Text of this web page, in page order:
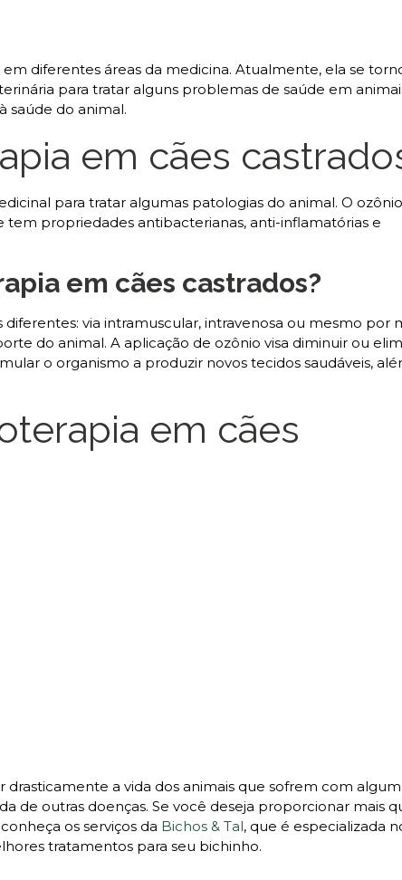
diferentes áreas da medicina. Atualmente, ela se
para tratar alguns problemas de saúde em
saúde do animal.
em cães
para tratar algumas patologias do animal. O
propriedades antibacterianas, anti-inflamatórias e
em cães castrados?
via intramuscular, intravenosa ou mesmo por
do animal. A aplicação de ozônio visa diminuir ou
o organismo a produzir novos tecidos saudáveis,
em cães
a vida dos animais que sofrem com algum
de outras doenças. Se você deseja proporcionar mais
os serviços da Bichos & Tal, que é especializada
tratamentos para seu bichinho.